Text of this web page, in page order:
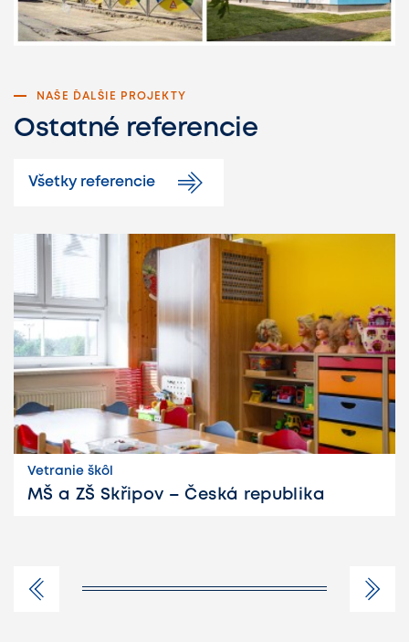
NAŠE ĎALŠIE PROJEKTY
Ostatné referencie
Všetky referencie
Vetranie škôl
MŠ a ZŠ Skřipov – Česká republika